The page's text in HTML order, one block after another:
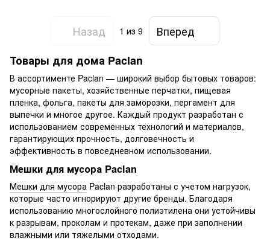
Назад 1 из 9
Вперед
Товары для дома Paclan
В ассортименте Paclan — широкий выбор бытовых товаров:
мусорные пакеты, хозяйственные перчатки, пищевая
пленка, фольга, пакеты для заморозки, пергамент для
выпечки и многое другое. Каждый продукт разработан с
использованием современных технологий и материалов,
гарантирующих прочность, долговечность и
эффективность в повседневном использовании.
Мешки для мусора Paclan
Мешки для мусора Paclan разработаны с учетом нагрузок,
которые часто игнорируют другие бренды. Благодаря
использованию многослойного полиэтилена они устойчивы
к разрывам, проколам и протекам, даже при заполнении
влажными или тяжелыми отходами.